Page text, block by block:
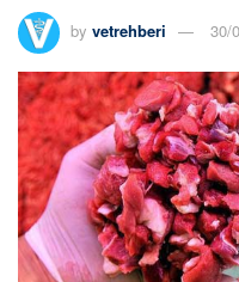
by vetrehberi 30/